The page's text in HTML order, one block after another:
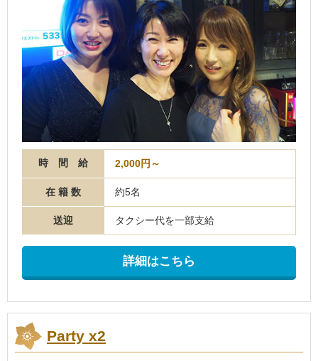
時 間 給 2,000円～
在 籍 数 約5名
送迎 タクシー代を一部支給
詳細はこちら
Party x2